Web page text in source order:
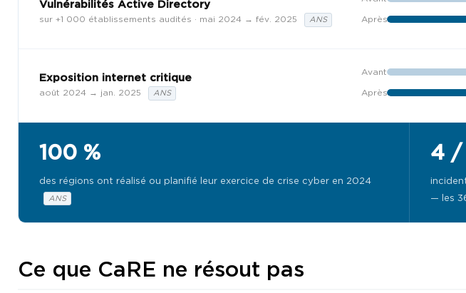
Vulnérabilités Active Directory
sur +1 000 établissements audités · mai 2024 → fév. 2025 ANS Après
Exposition internet critique
août 2024 → jan. 2025 ANS
Avant
Après
100 %
des régions ont réalisé ou planifié leur exercice de crise cyber en 2024
ANS
4 /
— les
Ce que CaRE ne résout pas